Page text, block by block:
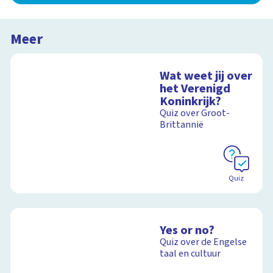
Meer
Wat weet jij over
het Verenigd
Koninkrijk?
Quiz over Groot-
Brittannië
Quiz
Yes or no?
Quiz over de Engelse
taal en cultuur